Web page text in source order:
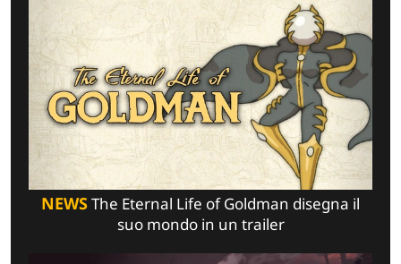
NEWSThe Eternal Life of Goldman disegna il
suo mondo in un trailer